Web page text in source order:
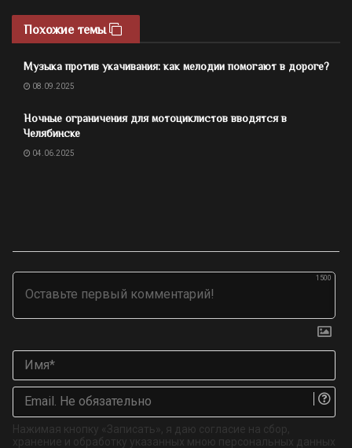
Похожие темы
Музыка против укачивания: как мелодии помогают в дороге?
08.09.2025
Ночные ограничения для мотоциклистов вводятся в
Челябинске
04.06.2025
1500
Нажимая кнопку «Записать», я даю согласие на сбор,
хранение и обработку указанных мною персональных данных